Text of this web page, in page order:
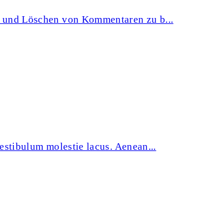
Löschen von Kommentaren zu b...
molestie lacus. Aenean...